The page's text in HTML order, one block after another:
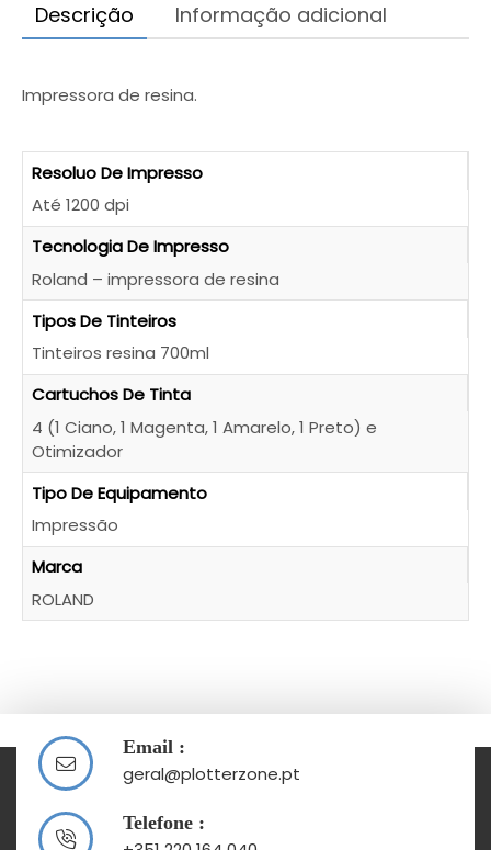
Descrição Informação adicional
Impressora de resina.
Resoluo De Impresso
Até 1200 dpi
Tecnologia De Impresso
Roland – impressora de resina
Tipos De Tinteiros
Tinteiros resina 700ml
Cartuchos De Tinta
4 (1 Ciano, 1 Magenta, 1 Amarelo, 1 Preto) e
Otimizador
Tipo De Equipamento
Impressão
Marca
ROLAND
Email :
geral@plotterzone.pt
Telefone :
Qual é a máquina ideal para o seu
negócio?
para conhecer os descontos em vigor e encontrar
QUERO SER CONTACTADO!